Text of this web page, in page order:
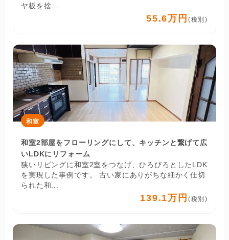
ヤ板を捨...
55.6万円 (税別)
和室
和室2部屋をフローリングにして、キッチンと繋げて広
いLDKにリフォーム
狭いリビングに和室2室をつなげ、ひろびろとしたLDK
を実現した事例です。 古い家にありがちな細かく仕切
られた和...
139.1万円 (税別)